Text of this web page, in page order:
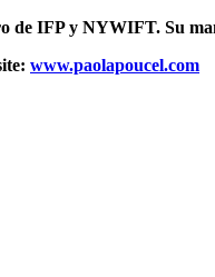
de IFP y NYWIFT. Su
www.paolapoucel.com